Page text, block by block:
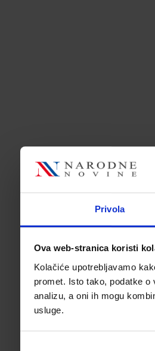
Privola
Ova web-stranica koristi
Kolačiće upotrebljavamo
promet. Isto tako, podatke
analizu, a oni ih mogu
usluge.